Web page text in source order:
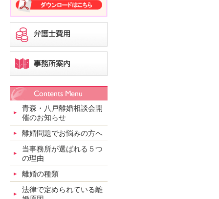
青森・八戸離婚相談会開
催のお知らせ
離婚問題でお悩みの方へ
当事務所が選ばれる５つ
の理由
離婚の種類
法律で定められている離